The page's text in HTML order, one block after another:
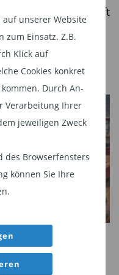
auf unserer Website
zum Einsatz. Z.B.
Klick auf
Cookies konkret
Durch An-
Verarbeitung Ihrer
jeweiligen Zweck
des Browserfensters
können Sie Ihre
daher
weiter.
und
als 50
und ihre
selektiert. Dies
Titel. Etwa
sowie
mit
Das KGV des
sich dabei oft
entstehen